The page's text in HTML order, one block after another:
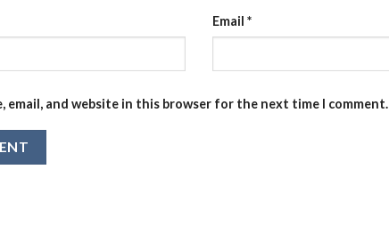
Email *
email, and website in this browser for the next time I comment.